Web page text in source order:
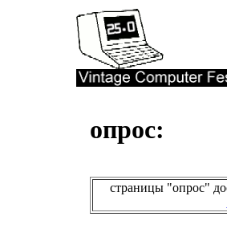
опрос:
страницы "опрос"